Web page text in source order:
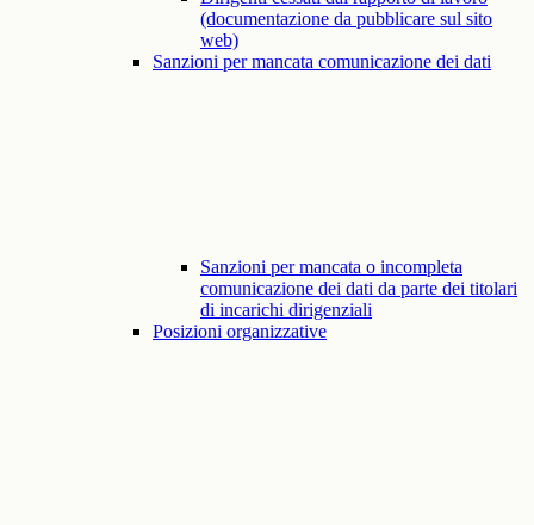
(documentazione da pubblicare sul sito
web)
Sanzioni per mancata comunicazione dei dati
Sanzioni per mancata o incompleta
comunicazione dei dati da parte dei titolari
di incarichi dirigenziali
Posizioni organizzative